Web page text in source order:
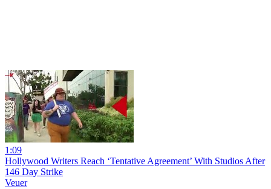
1:09
Hollywood Writers Reach ‘Tentative Agreement’ With Studios After
146 Day Strike
Veuer